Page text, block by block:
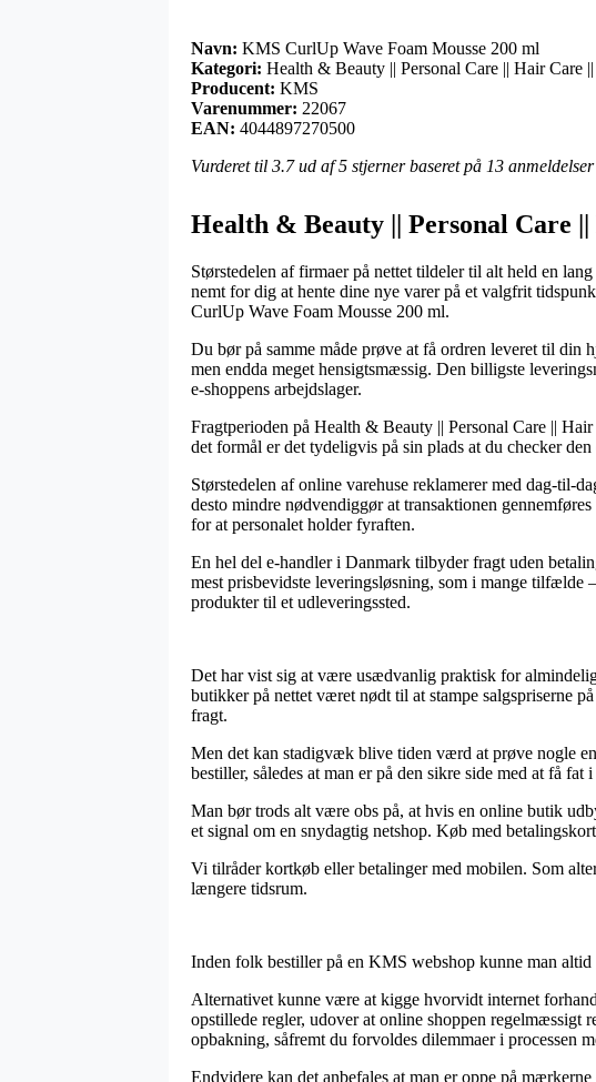
Navn: KMS CurlUp Wave Foam Mousse 200 ml
Kategori: Health & Beauty || Personal Care || Hair Care
Producent: KMS
Varenummer: 22067
EAN: 4044897270500
Vurderet til 3.7ud af 5 stjerner baseret på 13 anmeldelser
Health & Beauty || Personal Care
Størstedelen af firmaer på nettet tildeler til alt held en
nemt for dig at hente dine nye varer på et valgfrit
CurlUp Wave Foam Mousse 200 ml.
Du bør på samme måde prøve at få ordren leveret til din
men endda meget hensigtsmæssig. Den billigste
e-shoppens arbejdslager.
Fragtperioden på Health & Beauty || Personal Care ||
det formål er det tydeligvis på sin plads at du checker
Størstedelen af online varehuse reklamerer med dag-til-
desto mindre nødvendiggør at transaktionen
for at personalet holder fyraften.
En hel del e-handler i Danmark tilbyder fragt uden
mest prisbevidste leveringsløsning, som i mange
produkter til et udleveringssted.
Det har vist sig at være usædvanlig praktisk for
butikker på nettet været nødt til at stampe salgspriserne
fragt.
Men det kan stadigvæk blive tiden værd at prøve nogle
bestiller, således at man er på den sikre side med at få fat
Man bør trods alt være obs på, at hvis en online butik
et signal om en snydagtig netshop. Køb med
Vi tilråder kortkøb eller betalinger med mobilen. Som
længere tidsrum.
Inden folk bestiller på en KMS webshop kunne man
Alternativet kunne være at kigge hvorvidt internet
opstillede regler, udover at online shoppen regelmæssigt
opbakning, såfremt du forvoldes dilemmaer i processen
Endvidere kan det anbefales at man er oppe på